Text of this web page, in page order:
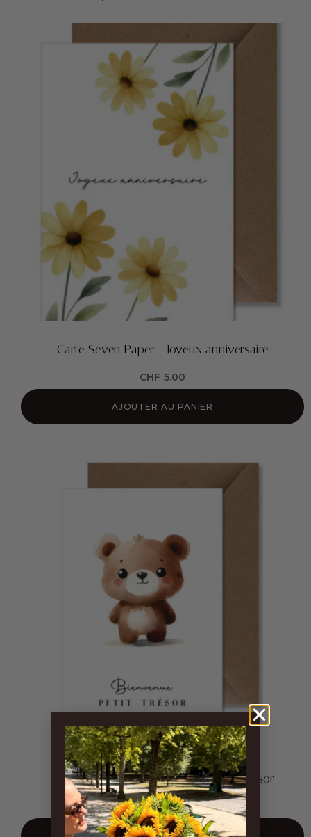
Carte Seven Paper - Joyeux anniversaire
CHF 5.00
AJOUTER AU PANIER
Carte Seven Paper - Bienvenue petit trésor
CHF 5.00